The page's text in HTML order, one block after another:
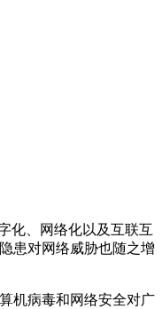
化、网络化以及互联互
患对网络威胁也随之增
机病毒和网络安全对广